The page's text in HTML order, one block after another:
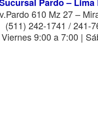
610 Mz 27 –
(511) 242-1741 / 241-
9:00 a 7:00 |